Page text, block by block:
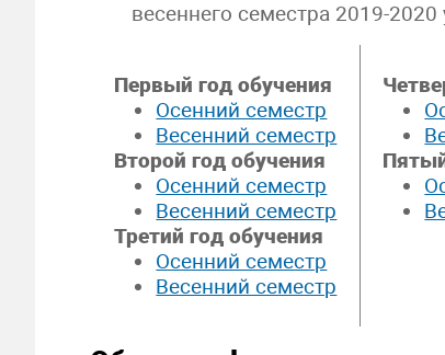
весеннего семестра 2019-2020
Первый год обучения
Осенний семестр
Весенний семестр
Второй год обучения
Осенний семестр
Весенний семестр
Третий год обучения
Осенний семестр
Весенний семестр